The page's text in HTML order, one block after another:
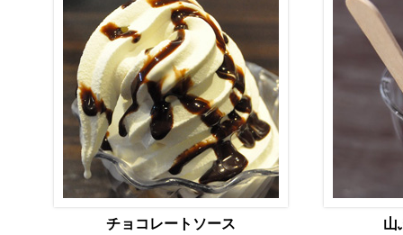
チョコレートソース 山